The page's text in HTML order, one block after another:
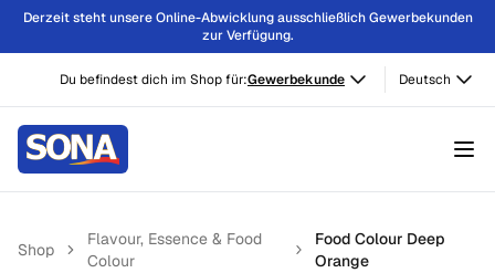
Derzeit steht unsere Online-Abwicklung ausschließlich Gewerbekunden
zur Verfügung.
Du befindest dich im Shop für:Gewerbekunde Deutsch
Shop
Flavour, Essence & Food
Colour
Food Colour Deep
Orange